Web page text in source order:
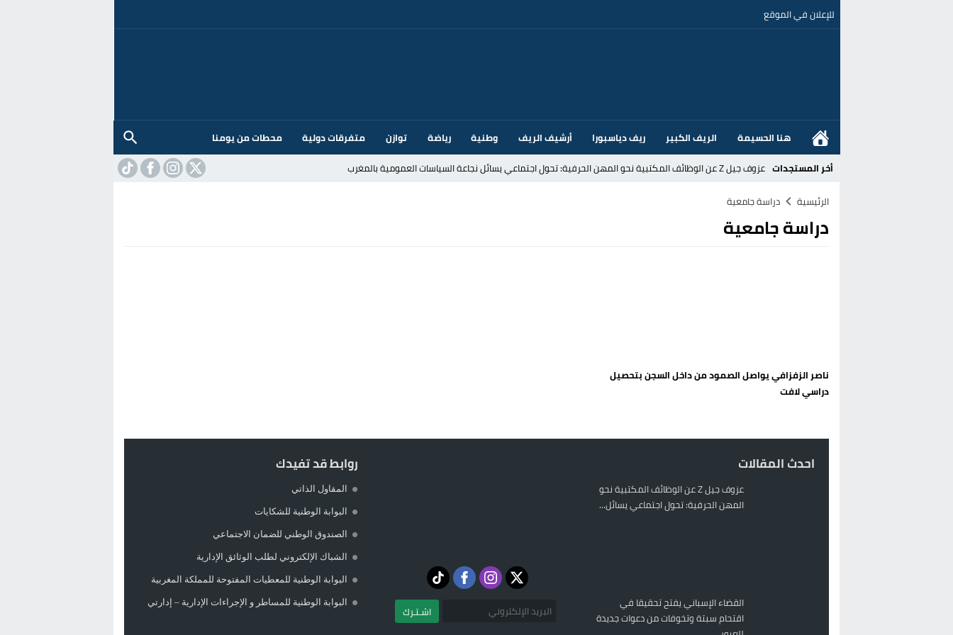
للإعلان في الموقع
هنا الحسيمة الريف الكبير ريف دياسبورا أرشيف الريف وطنية رياضة توازن متفرقات دولية
محطات من يومنا
أخر المستجدات عزوف جيل Z عن الوظائف المكتبية نحو المهن الحرفية: تحول اجتماعي يسائل نجاعة السياسات العمومية بالمغرب
القضاء الإسباني يفتح تحقيقا في اقتحام سبتة وتخوفات من دعوات جديدة للعبور
هل قطع أخنوش عطلته بأمر من الملك أم تحت ضغط إسباني؟ عودة مايوركا تفتح أسئلة ثقيلة
الرئيسية دراسة جامعية
دراسة جامعية
ناصر الزفزافي يواصل الصمود من داخل السجن بتحصيل
دراسي لافت
احدث المقالات
عزوف جيل Z عن الوظائف المكتبية نحو
المهن الحرفية: تحول اجتماعي يسائل...
القضاء الإسباني يفتح تحقيقا في
اقتحام سبتة وتخوفات من دعوات جديدة
اشـتـرك
روابط قد تفيدك
المقاول الذاتي
البوابة الوطنية للشكايات
الصندوق الوطني للضمان الاجتماعي
الشباك الإلكتروني لطلب الوثائق الإدارية
البوابة الوطنية للمعطيات المفتوحة للمملكة المغربية
البوابة الوطنية للمساطر و الإجراءات الإدارية – إدارتي